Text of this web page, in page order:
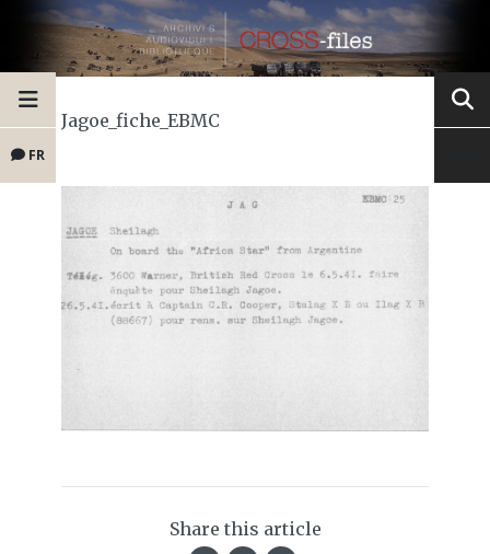
FR
Jagoe_fiche_EBMC
Share this article